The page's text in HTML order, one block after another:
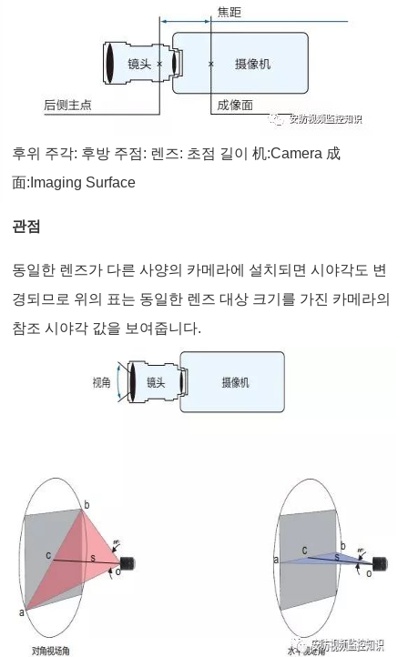
후위 주각: 후방 주점: 렌즈: 초점 길이 机:Camera 成
面:Imaging Surface
관점
동일한 렌즈가 다른 사양의 카메라에 설치되면 시야각도 변
경되므로 위의 표는 동일한 렌즈 대상 크기를 가진 카메라의
참조 시야각 값을 보여줍니다.